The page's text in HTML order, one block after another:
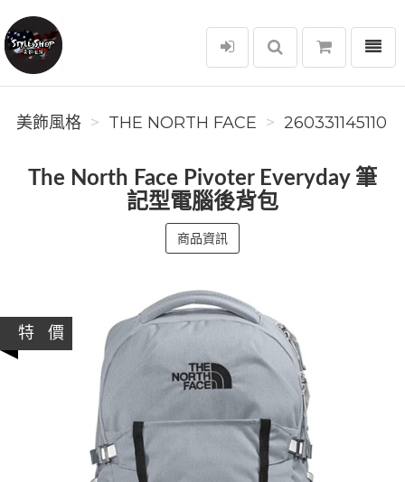
美飾風格
選單
美飾風格 THE NORTH FACE 260331145110
The North Face Pivoter Everyday 筆
記型電腦後背包
商品資訊
特 價